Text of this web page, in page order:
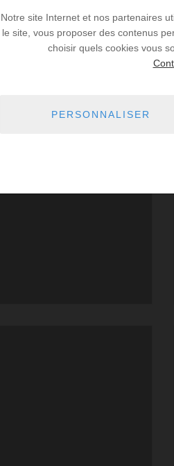
Notre site Internet et nos partenaires
le site, vous proposer des contenus
choisir quels cookies vous
PERSONNALISER